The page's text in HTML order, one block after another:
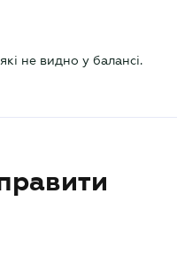
не видно у балансі.